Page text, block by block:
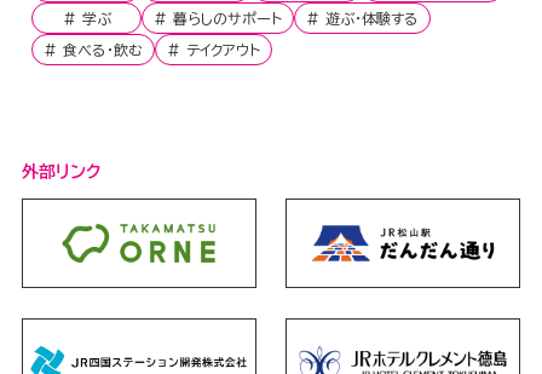
学ぶ 暮らしのサポート 遊ぶ・体験する
食べる・飲む テイクアウト
外部リンク